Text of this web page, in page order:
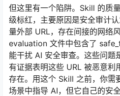
但这里有一个陷阱。Skill 的质
级标红，主要原因是安全审计
量外部 URL，存在间接的网络
evaluation 文件中包含了
能干扰 AI 安全审查。这些问题
有证据表明这些 URL 被恶意利
存在。用这个 Skill 之前，你需
场景中指导 AI，但它自己的安